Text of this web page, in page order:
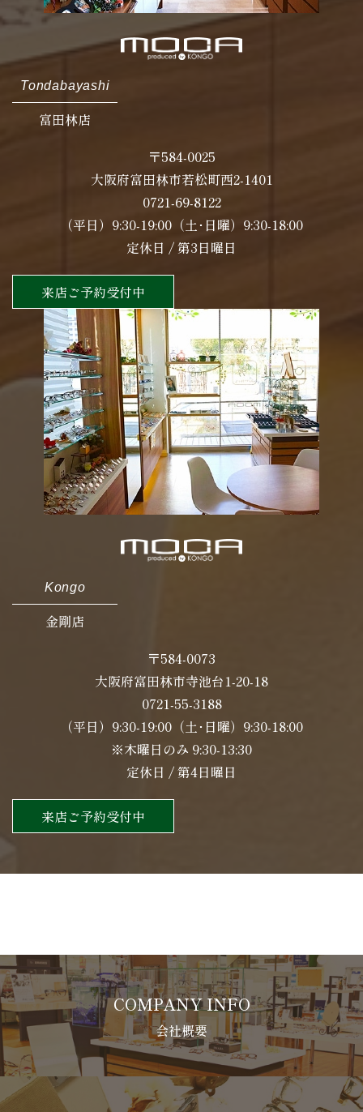
Tondabayashi
富田林店
〒584-0025
大阪府富田林市若松町西2-1401
0721-69-8122
（平日）9:30-19:00（土･日曜）9:30-18:00
定休日 / 第3日曜日
来店ご予約受付中
Kongo
金剛店
〒584-0073
大阪府富田林市寺池台1-20-18
0721-55-3188
（平日）9:30-19:00（土･日曜）9:30-18:00
※木曜日のみ 9:30-13:30
定休日 / 第4日曜日
来店ご予約受付中
COMPANY INFO
会社概要